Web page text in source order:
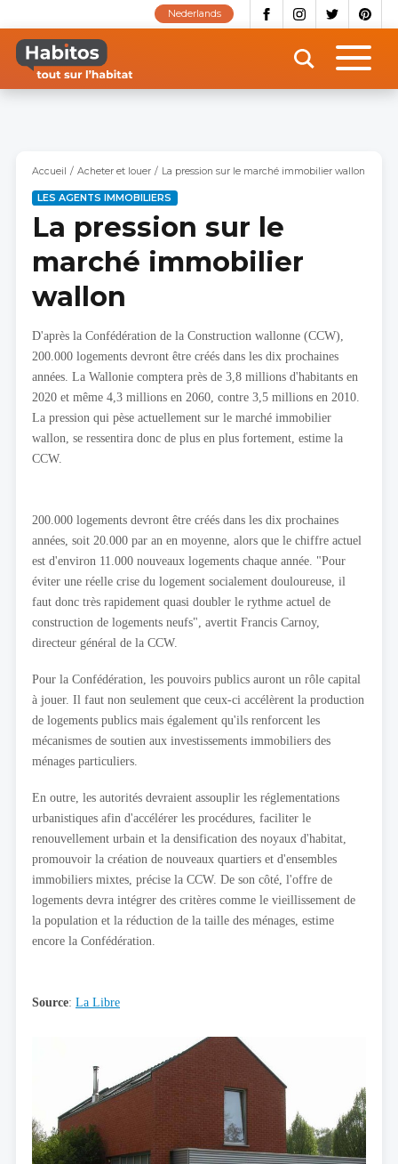
contenu
principal
Nederlands
Accueil Acheter et louer La pression sur le marché immobilier wallon
LES AGENTS IMMOBILIERS
La pression sur le
marché immobilier
wallon
D'après la Confédération de la Construction wallonne (CCW),
200.000 logements devront être créés dans les dix prochaines
années. La Wallonie comptera près de 3,8 millions d'habitants en
2020 et même 4,3 millions en 2060, contre 3,5 millions en 2010.
La pression qui pèse actuellement sur le marché immobilier
wallon, se ressentira donc de plus en plus fortement, estime la
CCW.
200.000 logements devront être créés dans les dix prochaines
années, soit 20.000 par an en moyenne, alors que le chiffre actuel
est d'environ 11.000 nouveaux logements chaque année. "Pour
éviter une réelle crise du logement socialement douloureuse, il
faut donc très rapidement quasi doubler le rythme actuel de
construction de logements neufs", avertit Francis Carnoy,
directeur général de la CCW.
Pour la Confédération, les pouvoirs publics auront un rôle capital
à jouer. Il faut non seulement que ceux-ci accélèrent la production
de logements publics mais également qu'ils renforcent les
mécanismes de soutien aux investissements immobiliers des
ménages particuliers.
En outre, les autorités devraient assouplir les réglementations
urbanistiques afin d'accélérer les procédures, faciliter le
renouvellement urbain et la densification des noyaux d'habitat,
promouvoir la création de nouveaux quartiers et d'ensembles
immobiliers mixtes, précise la CCW. De son côté, l'offre de
logements devra intégrer des critères comme le vieillissement de
la population et la réduction de la taille des ménages, estime
encore la Confédération.
Source: La Libre